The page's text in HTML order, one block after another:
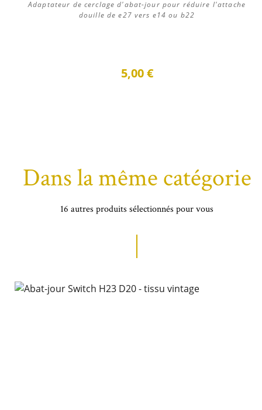
Adaptateur de cerclage d'abat-jour pour réduire l'attache
douille de e27 vers e14 ou b22
5,00 €
Dans la même catégorie
16 autres produits sélectionnés pour vous